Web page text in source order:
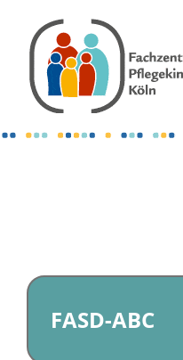
springen
FASD-ABC